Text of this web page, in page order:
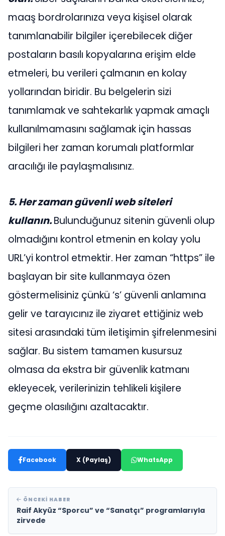
maaş bordrolarınıza veya kişisel olarak
tanımlanabilir bilgiler içerebilecek diğer
postaların basılı kopyalarına erişim elde
etmeleri, bu verileri çalmanın en kolay
yollarından biridir. Bu belgelerin sizi
tanımlamak ve sahtekarlık yapmak amaçlı
kullanılmamasını sağlamak için hassas
bilgileri her zaman korumalı platformlar
aracılığı ile paylaşmalısınız.
5. Her zaman güvenli web siteleri
kullanın.Bulunduğunuz sitenin güvenli olup
olmadığını kontrol etmenin en kolay yolu
URL’yi kontrol etmektir. Her zaman “https” ile
başlayan bir site kullanmaya özen
göstermelisiniz çünkü ‘s’ güvenli anlamına
gelir ve tarayıcınız ile ziyaret ettiğiniz web
sitesi arasındaki tüm iletişimin şifrelenmesini
sağlar. Bu sistem tamamen kusursuz
olmasa da ekstra bir güvenlik katmanı
ekleyecek, verilerinizin tehlikeli kişilere
geçme olasılığını azaltacaktır.
Facebook X (Paylaş) WhatsApp
ÖNCEKI HABER
Raif Akyüz “Sporcu” ve “Sanatçı” programlarıyla
zirvede